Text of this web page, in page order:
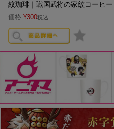
紋珈琲｜戦国武将の家紋コーヒ
価格 ¥300税込